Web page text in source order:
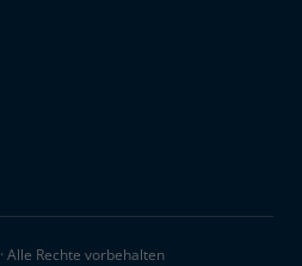
Alle Rechte vorbehalten